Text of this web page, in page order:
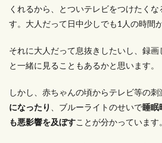
くれるから、とついテレビをつけたく
す。大人だって日中少しでも1人の時間
それに大人だって息抜きしたいし、録
と一緒に見ることもあるかと思います。
しかし、赤ちゃんの頃からテレビ等の刺
になったり
、ブルーライトのせいで睡眠
も悪影響を及ぼすことが分かっています。